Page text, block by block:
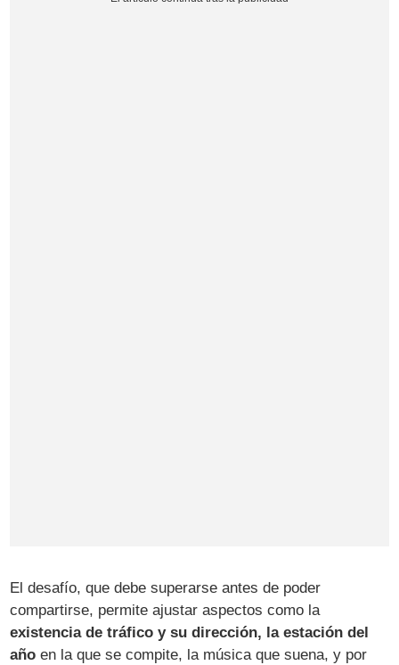
El desafío, que debe superarse antes de poder
compartirse, permite ajustar aspectos como la
existencia de tráfico y su dirección, la estación del
año en la que se compite, la música que suena, y por